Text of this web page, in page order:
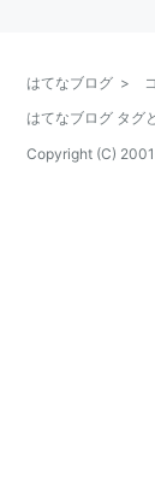
リスト::野
リスト：：
リスト：：
はてなブログ >
はてなブログ タグ
Copyright (C)